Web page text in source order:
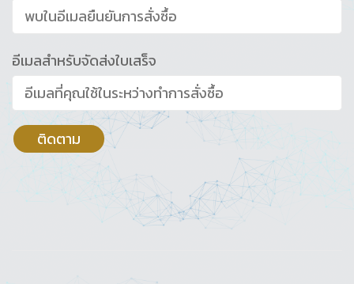
อีเมลสำหรับจัดส่งใบเสร็จ
ติดตาม